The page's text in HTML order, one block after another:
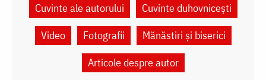
Cuvinte ale autorului
Cuvinte duhovnicești
Video
Fotografii
Mănăstiri și biserici
Articole despre autor